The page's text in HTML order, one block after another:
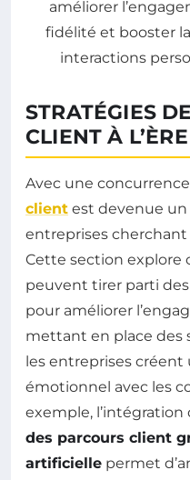
STRATÉGIES
CLIENT À
Avec une
client est devenue
entreprises
Cette section explore
peuvent tirer parti des
pour améliorer
mettant en place des
les entreprises
émotionnel avec les
exemple, l’intégration
des parcours client
artificielle permet